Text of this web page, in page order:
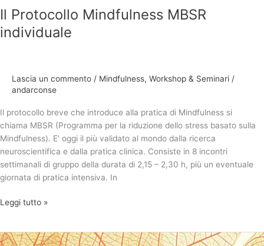
Il Protocollo Mindfulness MBSR
individuale
Lascia un commento / Mindfulness, Workshop & Seminari /
andarconse
Il protocollo breve che introduce alla pratica di Mindfulness si
chiama MBSR (Programma per la riduzione dello stress basato sulla
Mindfulness). E’ oggi il più validato al mondo dalla ricerca
neuroscientifica e dalla pratica clinica. Consiste in 8 incontri
settimanali di gruppo della durata di 2,15 – 2,30 h, più un eventuale
giornata di pratica intensiva. In
Leggi tutto »
Il